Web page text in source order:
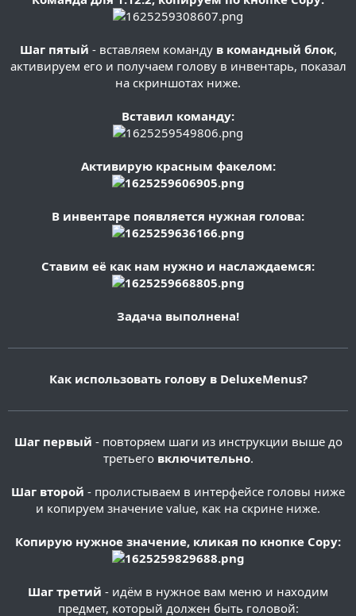
Шаг пятый - вставляем команду в командный блок,
активируем его и получаем голову в инвентарь, показал
на скриншотах ниже.
Вставил команду:
Активирую красным факелом:
В инвентаре появляется нужная голова:
Ставим её как нам нужно и наслаждаемся:
Задача выполнена!
Как использовать голову в DeluxeMenus?
Шаг первый - повторяем шаги из инструкции выше до
третьего включительно.
Шаг второй - пролистываем в интерфейсе головы ниже
и копируем значение value, как на скрине ниже.
Копирую нужное значение, кликая по кнопке Copy:
Шаг третий - идём в нужное вам меню и находим
предмет, который должен быть головой: